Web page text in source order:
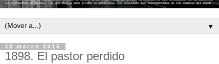
▼
28 marzo 2016
1898. El pastor perdido